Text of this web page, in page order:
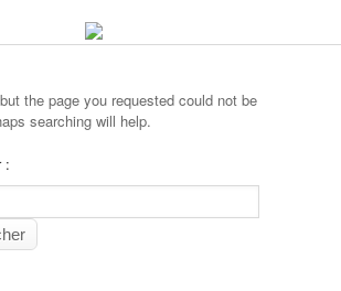
the page you requested could not be
searching will help.
: